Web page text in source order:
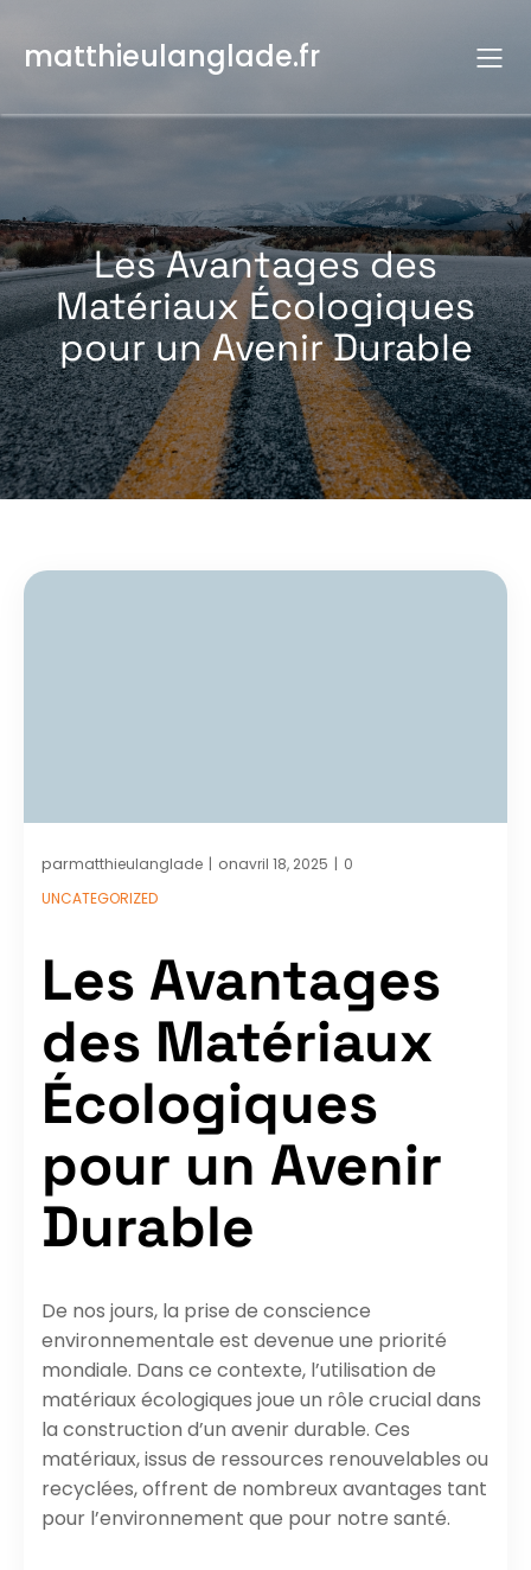
contenu
matthieulanglade.fr
Les Avantages des
Matériaux Écologiques
pour un Avenir Durable
parmatthieulanglade | onavril 18, 2025 | 0
UNCATEGORIZED
Les Avantages
des Matériaux
Écologiques
pour un Avenir
Durable
De nos jours, la prise de conscience
environnementale est devenue une priorité
mondiale. Dans ce contexte, l’utilisation de
matériaux écologiques joue un rôle crucial dans
la construction d’un avenir durable. Ces
matériaux, issus de ressources renouvelables ou
recyclées, offrent de nombreux avantages tant
pour l’environnement que pour notre santé.